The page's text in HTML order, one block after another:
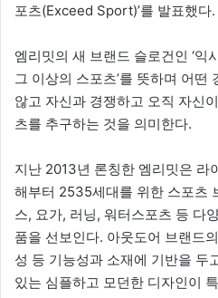
포츠(Exceed Sport)’를 발표했다.
엠리밋의 새 브랜드 슬로건인 ‘익
그 이상의 스포츠’를 뜻하며 어떤
않고 자신과 경쟁하고 오직 자신
츠를 추구하는 것을 의미한다.
지난 2013년 론칭한 엠리밋은 라
해부터 2535세대를 위한 스포츠
스, 요가, 러닝, 워터스포츠 등 다
품을 선보인다. 아웃도어 브랜드
성 등 기능성과 소재에 기반을 두
있는 심플하고 모던한 디자인이